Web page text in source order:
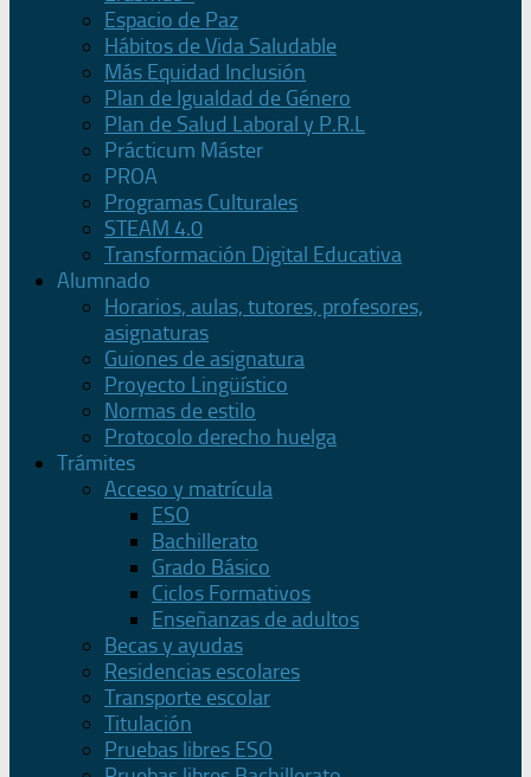
Espacio de Paz
Hábitos de Vida Saludable
Más Equidad Inclusión
Plan de Igualdad de Género
Plan de Salud Laboral y P.R.L
Prácticum Máster
PROA
Programas Culturales
STEAM 4.0
Transformación Digital Educativa
Alumnado
Horarios, aulas, tutores, profesores,
asignaturas
Guiones de asignatura
Proyecto Lingüístico
Normas de estilo
Protocolo derecho huelga
Trámites
Acceso y matrícula
ESO
Bachillerato
Grado Básico
Ciclos Formativos
Enseñanzas de adultos
Becas y ayudas
Residencias escolares
Transporte escolar
Titulación
Pruebas libres ESO